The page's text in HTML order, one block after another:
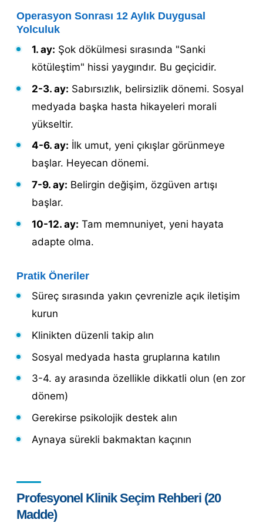
Operasyon Sonrası 12 Aylık Duygusal
Yolculuk
1. ay: Şok dökülmesi sırasında "Sanki
kötüleştim" hissi yaygındır. Bu geçicidir.
2-3. ay: Sabırsızlık, belirsizlik dönemi. Sosyal
medyada başka hasta hikayeleri morali
yükseltir.
4-6. ay: İlk umut, yeni çıkışlar görünmeye
başlar. Heyecan dönemi.
7-9. ay: Belirgin değişim, özgüven artışı
başlar.
10-12. ay: Tam memnuniyet, yeni hayata
adapte olma.
Pratik Öneriler
Süreç sırasında yakın çevrenizle açık iletişim
kurun
Klinikten düzenli takip alın
Sosyal medyada hasta gruplarına katılın
3-4. ay arasında özellikle dikkatli olun (en zor
dönem)
Gerekirse psikolojik destek alın
Aynaya sürekli bakmaktan kaçının
Profesyonel Klinik Seçim Rehberi (20
Madde)